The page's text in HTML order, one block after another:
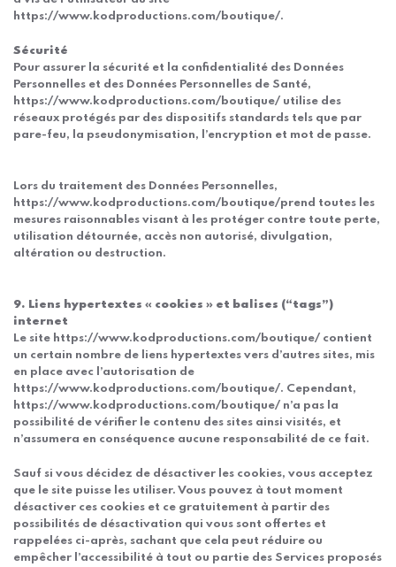
https://www.kodproductions.com/boutique/.
Sécurité
Pour assurer la sécurité et la confidentialité des Données
Personnelles et des Données Personnelles de Santé,
https://www.kodproductions.com/boutique/ utilise des
réseaux protégés par des dispositifs standards tels que par
pare-feu, la pseudonymisation, l’encryption et mot de passe.
Lors du traitement des Données Personnelles,
https://www.kodproductions.com/boutique/prend toutes les
mesures raisonnables visant à les protéger contre toute perte,
utilisation détournée, accès non autorisé, divulgation,
altération ou destruction.
9. Liens hypertextes « cookies » et balises (“tags”)
internet
Le site https://www.kodproductions.com/boutique/ contient
un certain nombre de liens hypertextes vers d’autres sites, mis
en place avec l’autorisation de
https://www.kodproductions.com/boutique/. Cependant,
https://www.kodproductions.com/boutique/ n’a pas la
possibilité de vérifier le contenu des sites ainsi visités, et
n’assumera en conséquence aucune responsabilité de ce fait.
Sauf si vous décidez de désactiver les cookies, vous acceptez
que le site puisse les utiliser. Vous pouvez à tout moment
désactiver ces cookies et ce gratuitement à partir des
possibilités de désactivation qui vous sont offertes et
rappelées ci-après, sachant que cela peut réduire ou
empêcher l’accessibilité à tout ou partie des Services proposés